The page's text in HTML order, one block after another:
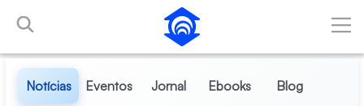
Skip to Main Content
Notícias Eventos Jornal Ebooks Blog